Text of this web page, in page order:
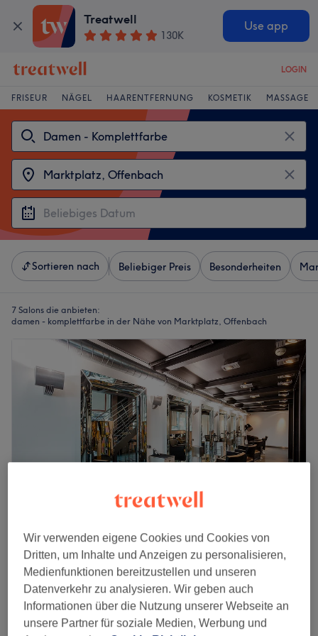
Treatwell
130K
Use app
LOGIN
FRISEUR NÄGEL HAARENTFERNUNG KOSMETIK MASSAGE
Sortieren nach Beliebiger Preis Besonderheiten
7 Salons die anbieten:
damen - komplettfarbe in der Nähe von Marktplatz, Offenbach
Hair-Tower
4,9
303 Bewertungen
Offenbach
Auf Karte anzeigen
Damen - Coloration & Föhnen
1 Std. 30 Min.
ab 75 €
Wir verwenden eigene Cookies und Cookies von
Dritten, um Inhalte und Anzeigen zu personalisieren,
Medienfunktionen bereitzustellen und unseren
Datenverkehr zu analysieren. Wir geben auch
Informationen über die Nutzung unserer Webseite an
unsere Partner für soziale Medien, Werbung und